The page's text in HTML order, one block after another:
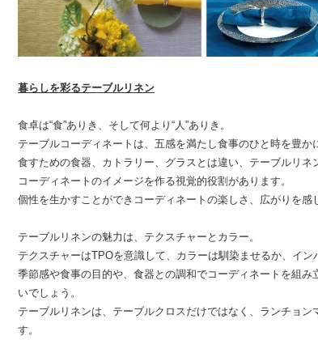
暮らしを彩るテーブルリネン
食卓は“食”ありき、そして何より“人”ありき。
テーブルコーディネートは、五感を満たし食事のひと時を豊か
食すための食器、カトラリー、グラスとは違い、テーブルリネ
コーディネートのイメージを作る視覚的役割があります。
個性を生かすことができコーディネートの楽しさ、広がりを感
テーブルリネンの魅力は、テクスチャーとカラー。
テクスチャーはTPOを意識して、カラーは馴染ませるか、イン
季節感や食事の目的や、食器との調和でコーディネートを組
いでしょう。
テーブルリネンは、テーブルクロスだけではなく、ランチョ
す。